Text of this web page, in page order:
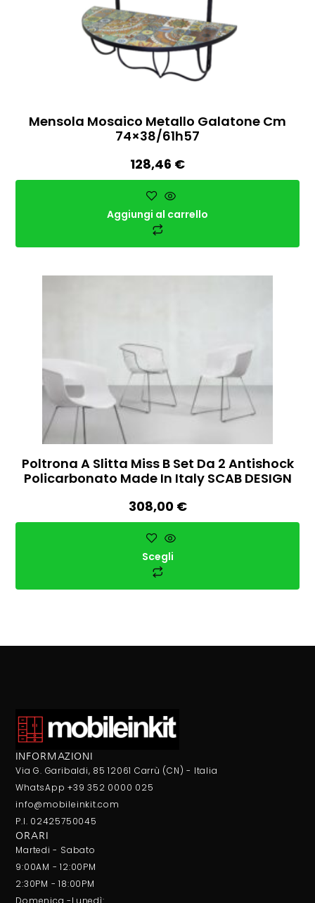
Mensola Mosaico Metallo Galatone Cm
74×38/61h57
128,46 €
Aggiungi al carrello
Poltrona A Slitta Miss B Set Da 2 Antishock
Policarbonato Made In Italy SCAB DESIGN
308,00 €
Scegli
INFORMAZIONI
Via G. Garibaldi, 85 12061 Carrù (CN) - Italia
WhatsApp +39 352 0000 025
info@mobileinkit.com
P.I. 02425750045
ORARI
Martedi - Sabato
9:00AM - 12:00PM
2:30PM - 18:00PM
Domenica -Lunedì: